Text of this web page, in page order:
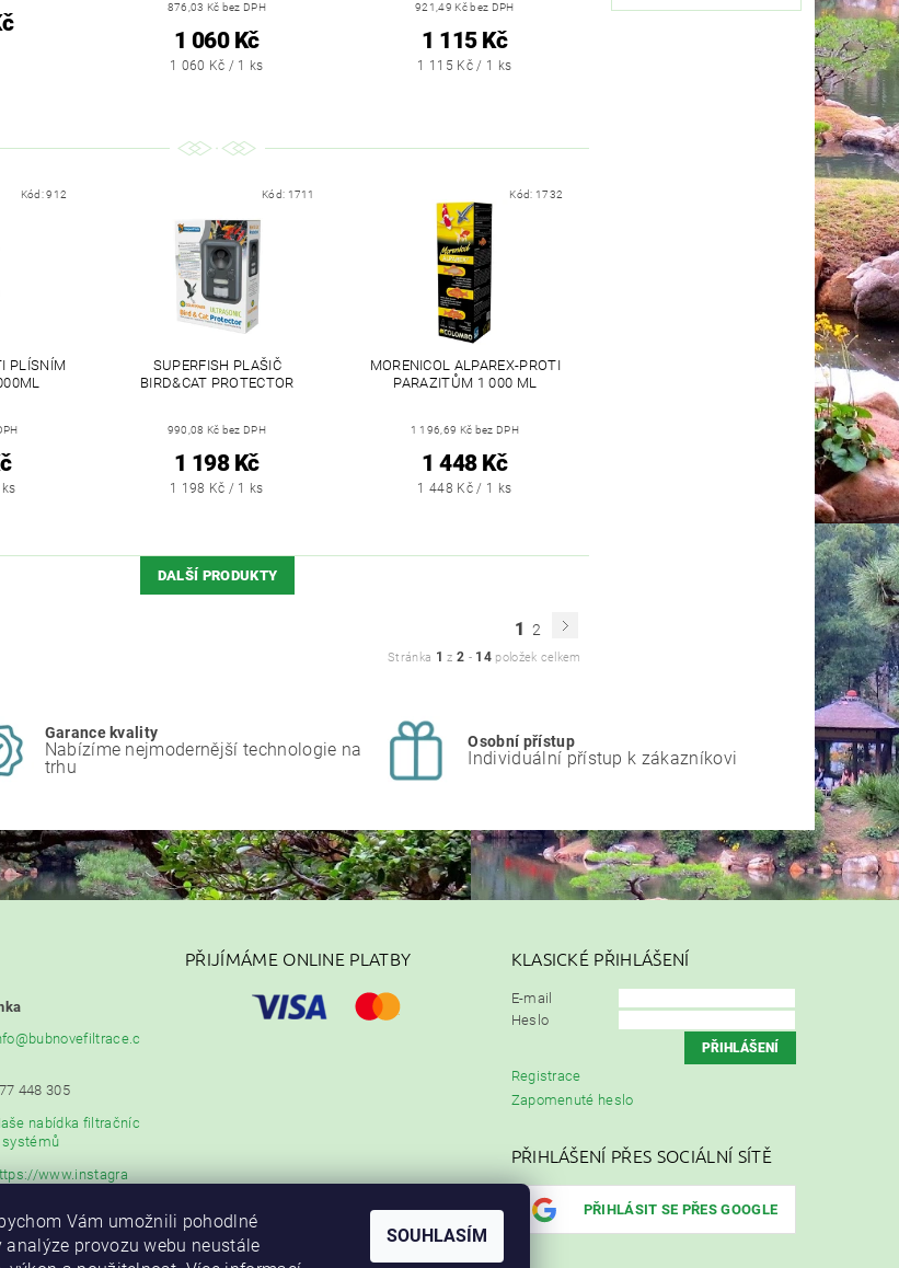
876,03 Kč bez DPH
1 060 Kč
1 060 Kč / 1 ks
921,49 Kč bez DPH
1 115 Kč
1 115 Kč / 1 ks
Kód:912
PLÍSNÍM
Kód: 1711
SUPERFISH PLAŠIČ
BIRD&CAT PROTECTOR
990,08 Kč bez DPH
1 198 Kč
1 198 Kč / 1 ks
Kód: 1732
MORENICOL ALPAREX-PROTI
PARAZITŮM 1 000 ML
1 196,69 Kč bez DPH
1 448 Kč
1 448 Kč / 1 ks
DALŠÍ PRODUKTY
1 2
Stránka 1 z2 - 14položek celkem
Garance kvality
Nabízíme nejmodernější technologie na
trhu
Osobní přístup
Individuální přístup k zákazníkovi
@bubnovefiltrace.c
448 305
nabídka filtračníc
systémů
www.instagra
PŘIJÍMÁME ONLINE PLATBY KLASICKÉ PŘIHLÁŠENÍ
E-mail
Heslo
Registrace
Zapomenuté heslo
PŘIHLÁŠENÍ PŘES SOCIÁLNÍ SÍTĚ
PŘIHLÁSIT SE PŘES GOOGLE
Vám umožnili pohodlné
provozu webu neustále
SOUHLASÍM